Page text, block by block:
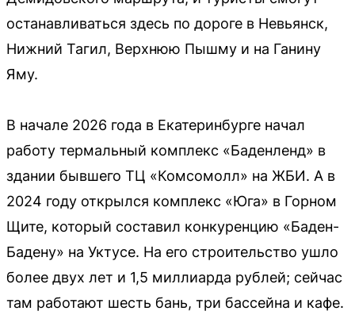
останавливаться здесь по дороге в Невьянск,
Нижний Тагил, Верхнюю Пышму и на Ганину
Яму.
В начале 2026 года в Екатеринбурге начал
работу термальный комплекс «Баденленд» в
здании бывшего ТЦ «Комсомолл» на ЖБИ. А в
2024 году открылся комплекс «Юга» в Горном
Щите, который составил конкуренцию «Баден-
Бадену» на Уктусе. На его строительство ушло
более двух лет и 1,5 миллиарда рублей; сейчас
там работают шесть бань, три бассейна и кафе.